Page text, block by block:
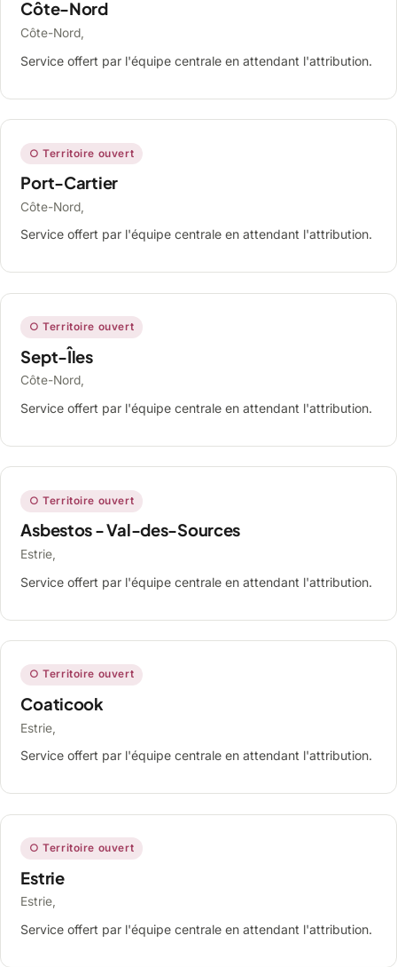
Côte-Nord
Côte-Nord,
Service offert par l'équipe centrale en attendant l'attribution.
○ Territoire ouvert
Port-Cartier
Côte-Nord,
Service offert par l'équipe centrale en attendant l'attribution.
○ Territoire ouvert
Sept-Îles
Côte-Nord,
Service offert par l'équipe centrale en attendant l'attribution.
○ Territoire ouvert
Asbestos - Val-des-Sources
Estrie,
Service offert par l'équipe centrale en attendant l'attribution.
○ Territoire ouvert
Coaticook
Estrie,
Service offert par l'équipe centrale en attendant l'attribution.
○ Territoire ouvert
Estrie
Estrie,
Service offert par l'équipe centrale en attendant l'attribution.